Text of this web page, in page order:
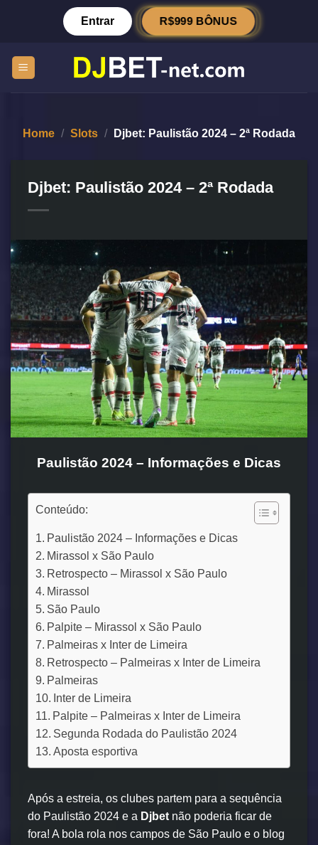
Entrar R$999 BÔNUS
Home / Slots / Djbet: Paulistão 2024 – 2ª Rodada
Djbet: Paulistão 2024 – 2ª Rodada
Paulistão 2024 – Informações e Dicas
Conteúdo:
Paulistão 2024 – Informações e Dicas
Mirassol x São Paulo
Retrospecto – Mirassol x São Paulo
Mirassol
São Paulo
Palpite – Mirassol x São Paulo
Palmeiras x Inter de Limeira
Retrospecto – Palmeiras x Inter de Limeira
Palmeiras
Inter de Limeira
Palpite – Palmeiras x Inter de Limeira
Segunda Rodada do Paulistão 2024
Aposta esportiva
Após a estreia, os clubes partem para a sequência
do Paulistão 2024 e a Djbet não poderia ficar de
fora! A bola rola nos campos de São Paulo e o blog